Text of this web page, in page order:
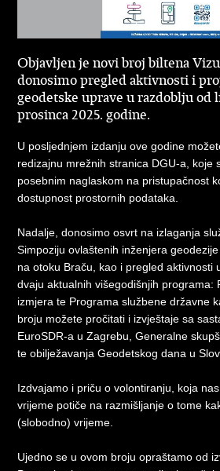
Objavljen je novi broj biltena
donosimo pregled aktivnosti i
geodetske uprave u razdoblju od
prosinca 2025. godine.
U posljednjem izdanju ove godine
redizajnu mrežnih stranica DGU-a, koje
posebnim naglaskom na pristupačnost
dostupnost prostornih podataka.
Nadalje, donosimo osvrt na izlaganja
Simpoziju ovlaštenih inženjera
na otoku Braču, kao i pregled aktivnosti
dvaju aktualnih višegodišnjih programa:
izmjera te Programa službene državne
broju možete pročitati i izvještaje sa
EuroSDR-a u Zagrebu, Generalne
te obilježavanja Geodetskog dana u
Izdvajamo i priču o volontiranju, koja
vrijeme potiče na razmišljanje o tome
(slobodno) vrijeme.
Ujedno se u ovom broju opraštamo od